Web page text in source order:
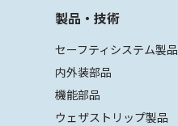
製品・技術
セーフティシステム製品
内外装部品
機能部品
ウェザストリップ製品